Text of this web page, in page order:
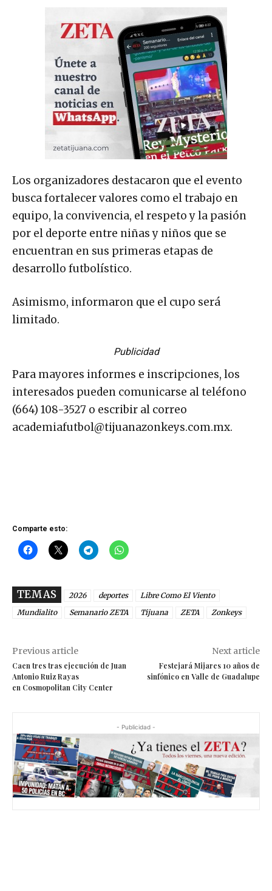
Los organizadores destacaron que el evento
busca fortalecer valores como el trabajo en
equipo, la convivencia, el respeto y la pasión
por el deporte entre niñas y niños que se
encuentran en sus primeras etapas de
desarrollo futbolístico.
Asimismo, informaron que el cupo será
limitado.
Publicidad
Para mayores informes e inscripciones, los
interesados pueden comunicarse al teléfono
(664) 108-3527 o escribir al correo
academiafutbol@tijuanazonkeys.com.mx.
Comparte esto:
TEMAS 2026 deportes
Libre Como El Viento
Mundialito
Semanario ZETA Tijuana ZETA Zonkeys
Previous article
Caen tres tras ejecución de Juan
Antonio Ruiz Rayas
en Cosmopolitan City Center
Next article
Festejará Mijares 10 años de
sinfónico en Valle de Guadalupe
- Publicidad -